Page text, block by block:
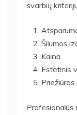
svarbių
Šilumos
Kaina
Estetinis
Profesionalūs